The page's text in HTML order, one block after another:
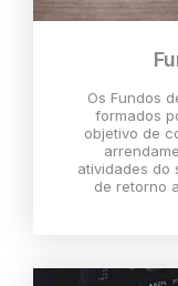
Os Fundos
formados
objetivo de
atividades do
de retorno